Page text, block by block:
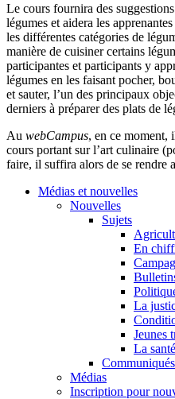
Le cours fournira des
légumes et aidera les
les différentes catégories de
manière de cuisiner certains
participantes et participants y
légumes en les faisant pocher,
et sauter, l’un des principaux
derniers à préparer des plats de
Au webCampus, en ce moment,
cours portant sur l’art culinaire
faire, il suffira alors de se rendre
Médias et nouvelles
Nouvelles
Sujets
En
La
Jeunes
La
Médias
Inscription pour